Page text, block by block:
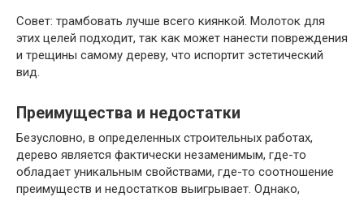
Совет: трамбовать лучше всего киянкой. Молоток для
этих целей подходит, так как может нанести повреждения
и трещины самому дереву, что испортит эстетический
вид.
Преимущества и недостатки
Безусловно, в определенных строительных работах,
дерево является фактически незаменимым, где-то
обладает уникальным свойствами, где-то соотношение
преимуществ и недостатков выигрывает. Однако,